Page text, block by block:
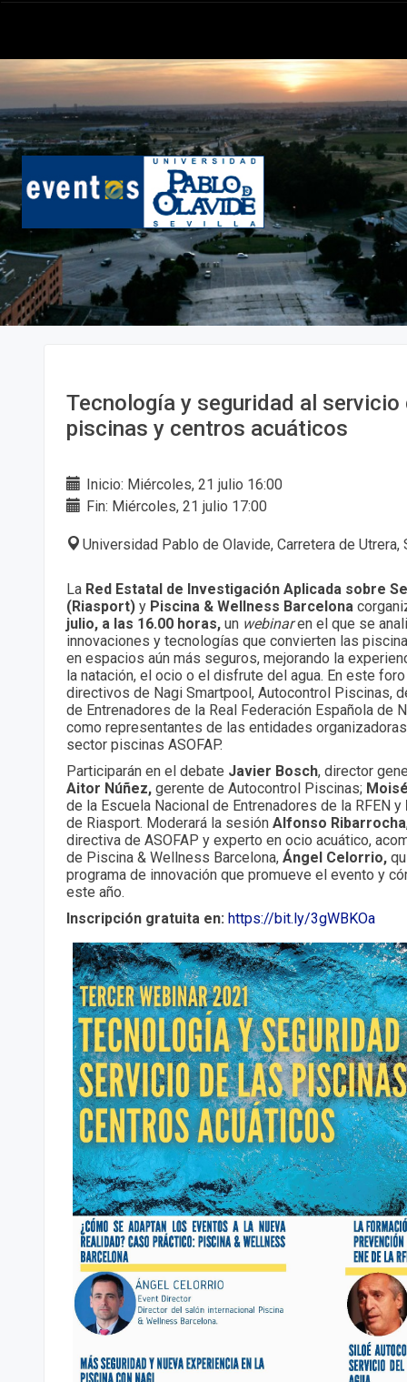
Tecnología y seguridad al servicio
piscinas y centros acuáticos
Inicio: Miércoles, 21 julio 16:00
Fin: Miércoles, 21 julio 17:00
Universidad Pablo de Olavide, Carretera de Utrera,
La Red Estatal de Investigación Aplicada sobre
(Riasport) y Piscina & Wellness Barcelona
julio, a las 16.00 horas, un webinaren el que se
innovaciones y tecnologías que convierten las
en espacios aún más seguros, mejorando la
la natación, el ocio o el disfrute del agua. En este
directivos de Nagi Smartpool, Autocontrol Piscinas,
de Entrenadores de la Real Federación Española de
como representantes de las entidades
sector piscinas ASOFAP.
Participarán en el debate Javier Bosch, director
Aitor Núñez, gerente de Autocontrol Piscinas;
de la Escuela Nacional de Entrenadores de la RFEN y
de Riasport. Moderará la sesión Alfonso Ribarrocha
directiva de ASOFAP y experto en ocio acuático,
de Piscina & Wellness Barcelona, Ángel Celorrio,
programa de innovación que promueve el evento y
este año.
Inscripción gratuita en: https://bit.ly/3gWBKOa